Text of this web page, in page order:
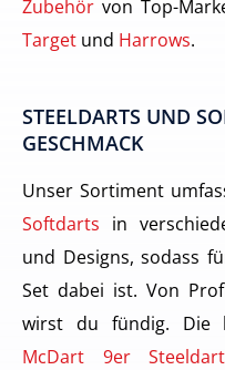
Zubehör von Top-
Target und Harrows.
STEELDARTS UND
GESCHMACK
Unser Sortiment
Softdarts in
und Designs, sodass
Set dabei ist. Von
wirst du fündig. Die
McDart 9er